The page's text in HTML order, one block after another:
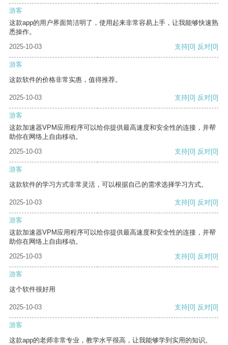
游客
这款app的用户界面简洁明了，使用起来非常容易上手，让我能够快速熟
悉操作。
2025-10-03
支持[0] 反对[0]
游客
这款软件的价格非常实惠，值得推荐。
2025-10-03 支持[0] 反对[0]
游客
这款加速器VPM应用程序可以给你提供最高速度和安全性的连接，并帮
助你在网络上自由移动。
2025-10-03
支持[0] 反对[0]
游客
这款软件的学习方式非常灵活，可以根据自己的需求选择学习方式。
2025-10-03 支持[0] 反对[0]
游客
这款加速器VPM应用程序可以给你提供最高速度和安全性的连接，并帮
助你在网络上自由移动。
2025-10-03
支持[0] 反对[0]
游客
这个软件很好用
2025-10-03 支持[0] 反对[0]
游客
这款app的老师非常专业，教学水平很高，让我能够学到实用的知识。